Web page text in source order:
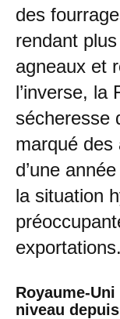
des
rendant
agneaux et
l’inverse, la
sécheresse
marqué des
d’une
la situation
exportations.
Royaume-
niveau